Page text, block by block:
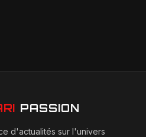
PASSION
d'actualités sur l'univers